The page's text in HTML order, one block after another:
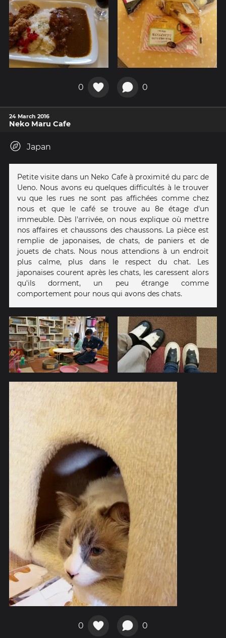
0 0
24 March 2016
Neko Maru Cafe
Japan
Petite visite dans un Neko Cafe à proximité du parc de
Ueno. Nous avons eu quelques difficultés à le trouver
vu que les rues ne sont pas affichées comme chez
nous et que le café se trouve au 8e étage d'un
immeuble. Dès l'arrivée, on nous explique où mettre
nos affaires et chaussons des chaussons. La pièce est
remplie de japonaises, de chats, de paniers et de
jouets de chats. Nous nous attendions à un endroit
plus calme, plus dans le respect du chat. Les
japonaises courent après les chats, les caressent alors
qu'ils dorment, un peu étrange comme
comportement pour nous qui avons des chats.
0 0